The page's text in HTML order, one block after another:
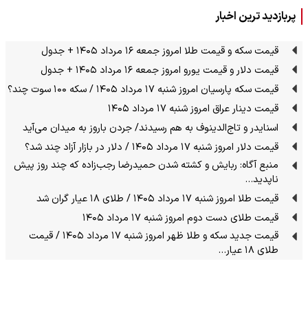
پربازدید ترین اخبار
قیمت سکه و قیمت طلا امروز جمعه ۱۶ مرداد ۱۴۰۵ + جدول
قیمت دلار و قیمت یورو امروز جمعه ۱۶ مرداد ۱۴۰۵ + جدول
قیمت سکه پارسیان امروز شنبه ۱۷ مرداد ۱۴۰۵ / سکه ۱۰۰ سوت چند؟
قیمت دینار عراق امروز شنبه ۱۷ مرداد ۱۴۰۵
اسنایدر و تاج‌الدینوف به هم رسیدند/ جردن باروز به میدان می‌آید
قیمت دلار امروز شنبه ۱۷ مرداد ۱۴۰۵ / دلار در بازار آزاد چند شد؟
منبع آگاه: ربایش و کشته شدن حمیدرضا رجب‌زاده که چند روز پیش
ناپدید…
قیمت طلا امروز شنبه ۱۷ مرداد ۱۴۰۵ / طلای ۱۸ عیار گران شد
قیمت طلای دست دوم امروز شنبه ۱۷ مرداد ۱۴۰۵
قیمت جدید سکه و طلا ظهر امروز شنبه ۱۷ مرداد ۱۴۰۵ / قیمت
طلای ۱۸ عیار…